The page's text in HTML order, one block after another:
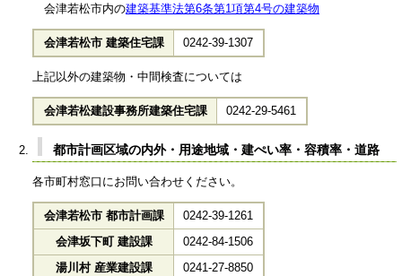
会津若松市内の建築基準法第6条第1項第4号の建築物
会津若松市 建築住宅課 0242-39-1307
上記以外の建築物・中間検査については
会津若松建設事務所建築住宅課 0242-29-5461
都市計画区域の内外・用途地域・建ぺい率・容積率・道路
各市町村窓口にお問い合わせください。
会津若松市 都市計画課
0242-39-1261
会津坂下町 建設課
0242-84-1506
湯川村 産業建設課
0241-27-8850